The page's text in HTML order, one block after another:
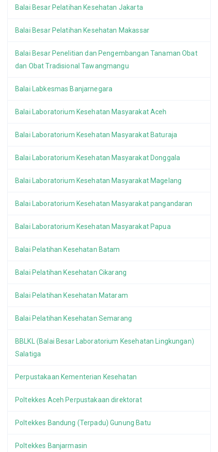
Balai Besar Pelatihan Kesehatan Jakarta
Balai Besar Pelatihan Kesehatan Makassar
Balai Besar Penelitian dan Pengembangan Tanaman Obat
dan Obat Tradisional Tawangmangu
Balai Labkesmas Banjarnegara
Balai Laboratorium Kesehatan Masyarakat Aceh
Balai Laboratorium Kesehatan Masyarakat Baturaja
Balai Laboratorium Kesehatan Masyarakat Donggala
Balai Laboratorium Kesehatan Masyarakat Magelang
Balai Laboratorium Kesehatan Masyarakat pangandaran
Balai Laboratorium Kesehatan Masyarakat Papua
Balai Pelatihan Kesehatan Batam
Balai Pelatihan Kesehatan Cikarang
Balai Pelatihan Kesehatan Mataram
Balai Pelatihan Kesehatan Semarang
BBLKL (Balai Besar Laboratorium Kesehatan Lingkungan)
Salatiga
Perpustakaan Kementerian Kesehatan
Poltekkes Aceh Perpustakaan direktorat
Poltekkes Bandung (Terpadu) Gunung Batu
Poltekkes Banjarmasin